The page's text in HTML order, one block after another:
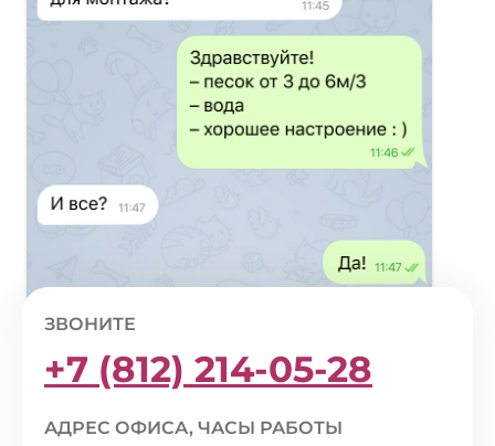
ЗВОНИТЕ
+7 (812) 214-05-28
АДРЕС ОФИСА, ЧАСЫ РАБОТЫ